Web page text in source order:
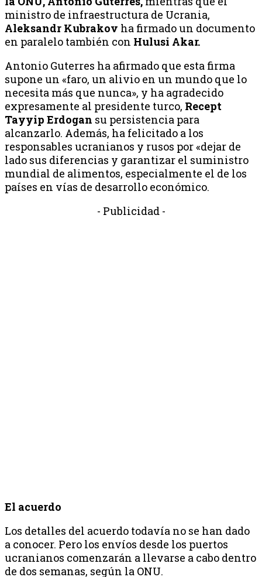
ministro de infraestructura de Ucrania,
Aleksandr Kubrakov ha firmado un documento
en paralelo también con Hulusi Akar.
Antonio Guterres ha afirmado que esta firma
supone un «faro, un alivio en un mundo que lo
necesita más que nunca», y ha agradecido
expresamente al presidente turco, Recept
Tayyip Erdogan su persistencia para
alcanzarlo. Además, ha felicitado a los
responsables ucranianos y rusos por «dejar de
lado sus diferencias y garantizar el suministro
mundial de alimentos, especialmente el de los
países en vías de desarrollo económico.
- Publicidad -
El acuerdo
Los detalles del acuerdo todavía no se han dado
a conocer. Pero los envíos desde los puertos
ucranianos comenzarán a llevarse a cabo dentro
de dos semanas, según la ONU.